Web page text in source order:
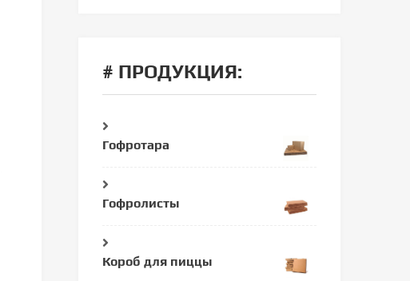
# ПРОДУКЦИЯ:
Гофротара
Гофролисты
Короб для пиццы